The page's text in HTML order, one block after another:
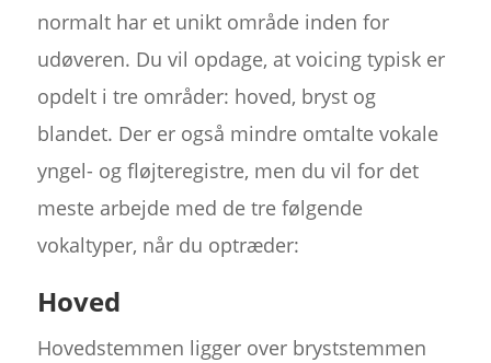
normalt har et unikt område inden for
udøveren. Du vil opdage, at voicing typisk er
opdelt i tre områder: hoved, bryst og
blandet. Der er også mindre omtalte vokale
yngel- og fløjteregistre, men du vil for det
meste arbejde med de tre følgende
vokaltyper, når du optræder:
Hoved
Hovedstemmen ligger over bryststemmen